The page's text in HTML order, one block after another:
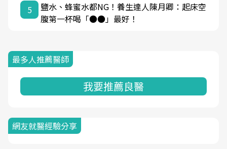
5
鹽水、蜂蜜水都NG！養生達人陳月卿：起床空
腹第一杯喝「●●」最好！
最多人推薦醫師
我要推薦良醫
網友就醫經驗分享